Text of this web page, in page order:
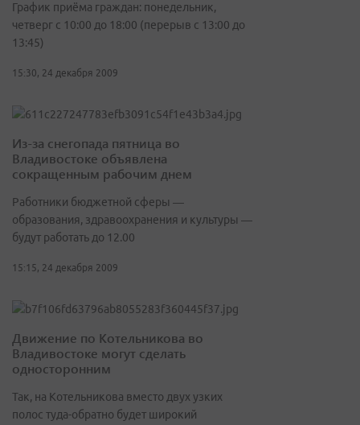
График приёма граждан: понедельник,
четверг с 10:00 до 18:00 (перерыв с 13:00 до
13:45)
15:30, 24 декабря 2009
Из-за снегопада пятница во
Владивостоке объявлена
сокращенным рабочим днем
Работники бюджетной сферы —
образования, здравоохранения и культуры —
будут работать до 12.00
15:15, 24 декабря 2009
Движение по Котельникова во
Владивостоке могут сделать
односторонним
Так, на Котельникова вместо двух узких
полос туда-обратно будет широкий